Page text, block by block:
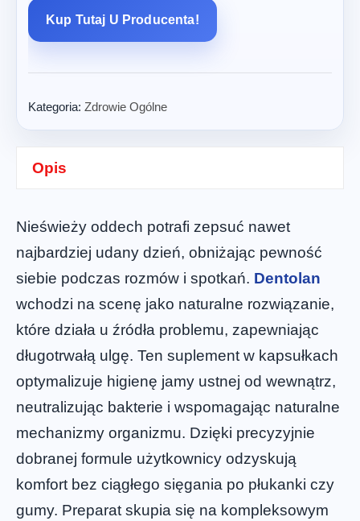
Kup Tutaj U Producenta!
Kategoria: Zdrowie Ogólne
Opis
Nieświeży oddech potrafi zepsuć nawet
najbardziej udany dzień, obniżając pewność
siebie podczas rozmów i spotkań. Dentolan
wchodzi na scenę jako naturalne rozwiązanie,
które działa u źródła problemu, zapewniając
długotrwałą ulgę. Ten suplement w kapsułkach
optymalizuje higienę jamy ustnej od wewnątrz,
neutralizując bakterie i wspomagając naturalne
mechanizmy organizmu. Dzięki precyzyjnie
dobranej formule użytkownicy odzyskują
komfort bez ciągłego sięgania po płukanki czy
gumy. Preparat skupia się na kompleksowym